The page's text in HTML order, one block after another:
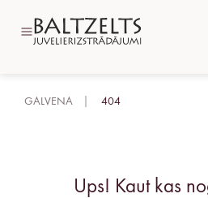
GALVENA 404
Ups! Kaut kas